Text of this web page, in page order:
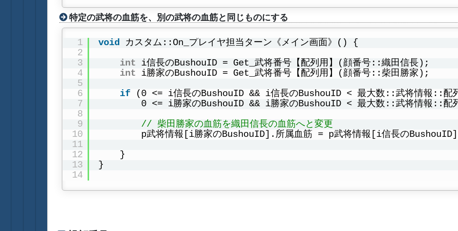
特定の武将の血筋を、別の武将の血筋と同じものにする
1
2
3
4
5
6
7
8
9
10
11
12
13
14
void
カスタム::On_プレイヤ担当ターン《メイン画面》() {
int i信長のBushouID = Get_武将番号【配列用】(顔番号::織田信長);
int i勝家のBushouID = Get_武将番号【配列用】(顔番号::柴田勝家);
if
(0 <= i信長のBushouID && i信長のBushouID < 最大数::武将情報::配
0 <= i勝家のBushouID && i勝家のBushouID < 最大数::武将情報::
// 柴田勝家の血筋を織田信長の血筋へと変更
p武将情報[i勝家のBushouID].所属血筋 = p武将情報[i信長の
}
}